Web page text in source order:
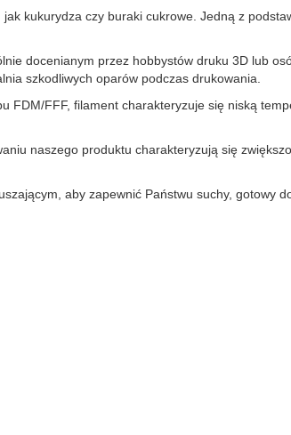
kukurydza czy buraki cukrowe. Jedną z
docenianym przez hobbystów druku 3D lub
szkodliwych oparów podczas drukowania.
FFF, filament charakteryzuje się niską
naszego produktu charakteryzują się
aby zapewnić Państwu suchy, gotowy